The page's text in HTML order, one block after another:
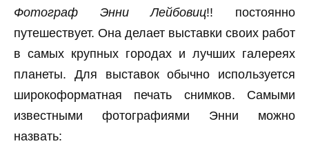
Фотограф Энни Лейбовиц!! постоянно
путешествует. Она делает выставки своих работ
в самых крупных городах и лучших галереях
планеты. Для выставок обычно используется
широкоформатная печать снимков. Самыми
известными фотографиями Энни можно
назвать: